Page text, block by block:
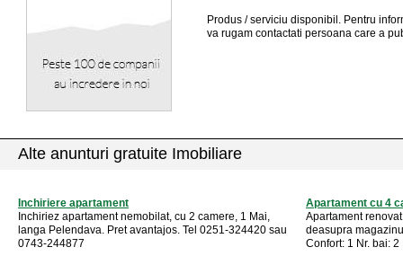
Produs / serviciu disponibil . Pentru
va rugam contactati persoana care a
Alte anunturi gratuite Imobiliare
Inchiriere apartament
Inchiriez apartament nemobilat, cu 2 camere, 1 Mai,
langa Pelendava. Pret avantajos. Tel 0251-324420 sau
0743-244877
Apartament cu 4
Apartament
deasupra
Confort: 1 Nr. bai: